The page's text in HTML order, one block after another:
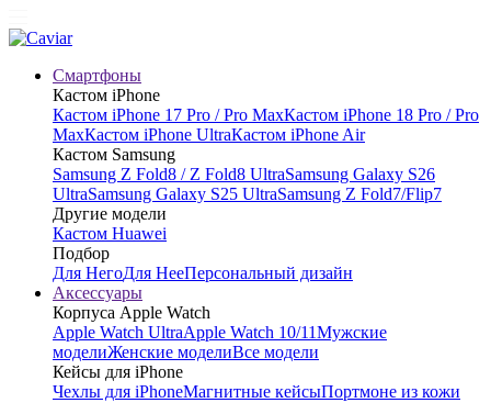
Смартфоны
Кастом iPhone
Кастом iPhone 17 Pro / Pro MaxКастом iPhone 18 Pro / Pro
MaxКастом iPhone UltraКастом iPhone Air
Кастом Samsung
Samsung Z Fold8 / Z Fold8 UltraSamsung Galaxy S26
UltraSamsung Galaxy S25 UltraSamsung Z Fold7/Flip7
Другие модели
Кастом Huawei
Подбор
Для НегоДля НееПерсональный дизайн
Аксессуары
Корпуса Apple Watch
Apple Watch UltraApple Watch 10/11Мужские
моделиЖенские моделиВсе модели
Кейсы для iPhone
Чехлы для iPhoneМагнитные кейсыПортмоне из кожи